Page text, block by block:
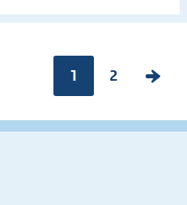
Pagina:
1
P
g
2
V
l